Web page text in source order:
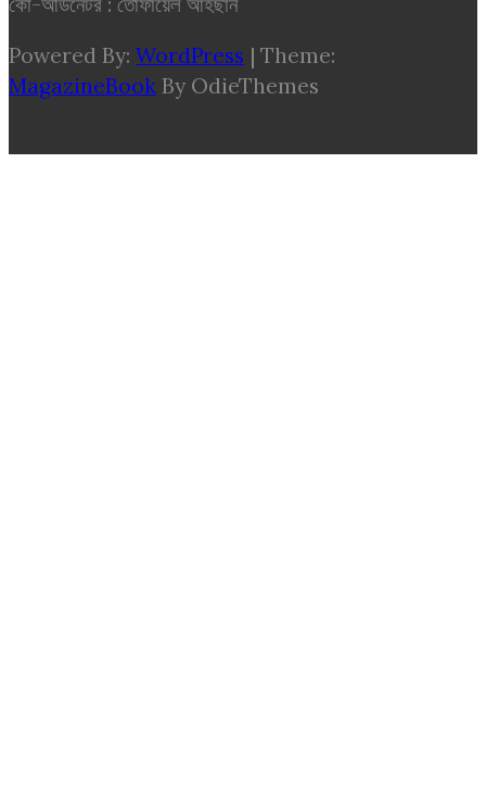
Powered By: WordPress | Theme:
MagazineBook By OdieThemes